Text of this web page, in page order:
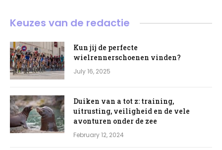
Keuzes van de redactie
Kun jij de perfecte
wielrennerschoenen vinden?
July 16, 2025
Duiken van a tot z: training,
uitrusting, veiligheid en de vele
avonturen onder de zee
February 12, 2024